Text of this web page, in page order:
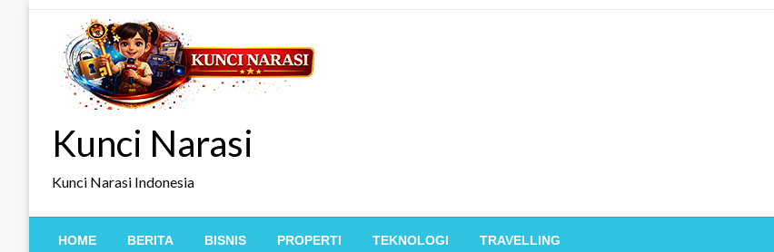
Kunci Narasi
Kunci Narasi Indonesia
HOME BERITA BISNIS PROPERTI TEKNOLOGI TRAVELLING